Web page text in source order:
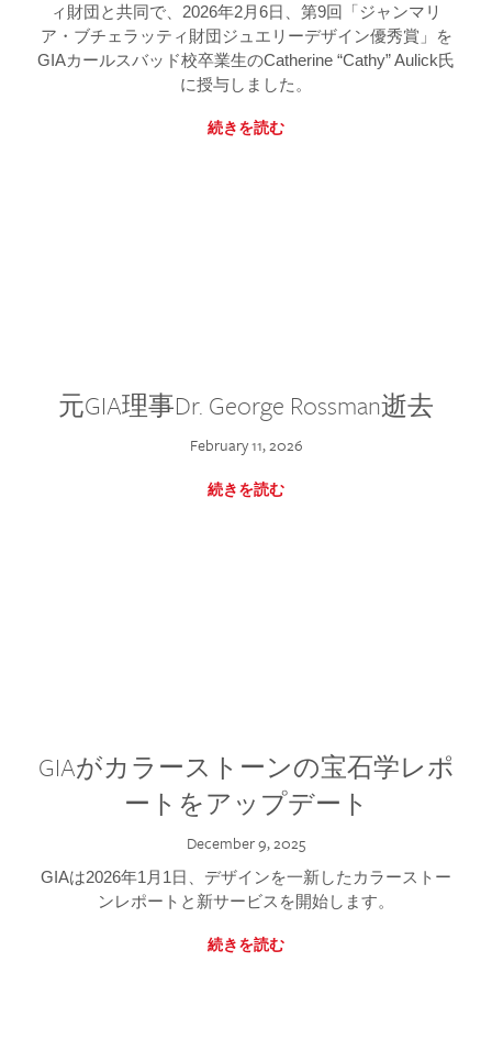
ィ財団と共同で、2026年2月6日、第9回「ジャンマリ
ア・ブチェラッティ財団ジュエリーデザイン優秀賞」を
GIAカールスバッド校卒業生のCatherine “Cathy” Aulick氏
に授与しました。
続きを読む
元GIA理事Dr. George Rossman逝去
February 11, 2026
続きを読む
GIAがカラーストーンの宝石学レポ
ートをアップデート
December 9, 2025
GIAは2026年1月1日、デザインを一新したカラーストー
ンレポートと新サービスを開始します。
続きを読む